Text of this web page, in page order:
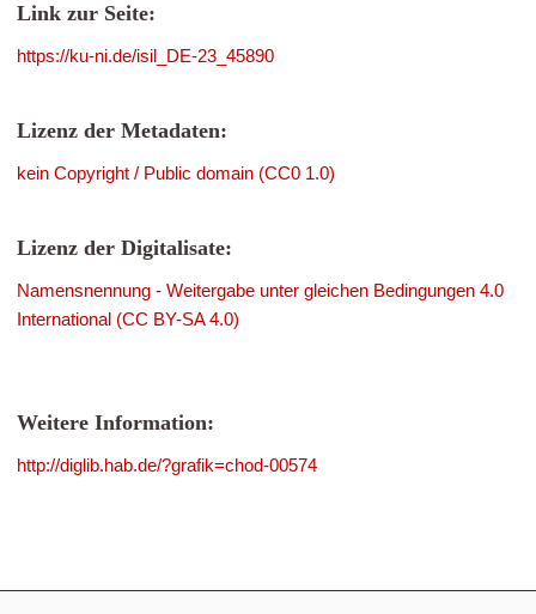
Link zur Seite:
https://ku-ni.de/isil_DE-23_45890
Lizenz der Metadaten:
kein Copyright / Public domain (CC0 1.0)
Lizenz der Digitalisate:
Namensnennung - Weitergabe unter gleichen Bedingungen 4.0
International (CC BY-SA 4.0)
Weitere Information:
http://diglib.hab.de/?grafik=chod-00574